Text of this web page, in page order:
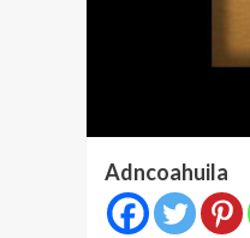
Adncoahuila